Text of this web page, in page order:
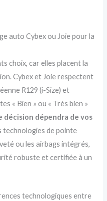
auto Cybex ou Joie pour la
choix, car elles placent la
Cybex et Joie respectent
R129 (i-Size) et
« Bien » ou « Très bien »
décision dépendra de vos
technologies de pointe
ou les airbags intégrés,
robuste et certifiée à un
technologiques entre